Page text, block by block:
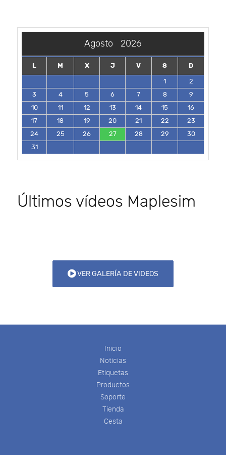
Agosto 2026
L M X J V S
D
1
2
3
4 5 6 7 8
9
10
11 12 13 14 15
16
17
18 19 20 21 22
23
24
25 26 27 28 29
30
31
Últimos vídeos Maplesim
VER GALERÍA DE VIDEOS
Inicio
Noticias
Etiquetas
Productos
Soporte
Tienda
Cesta